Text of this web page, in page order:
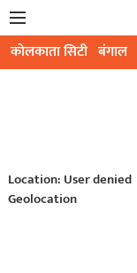
कोलकाता सिटी बंगाल
Location: User denied
Geolocation